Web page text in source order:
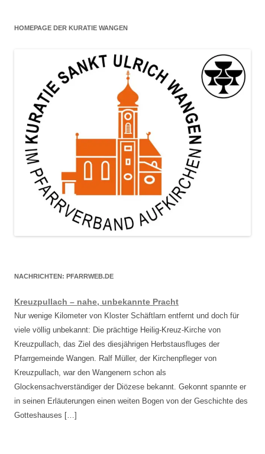
HOMEPAGE DER KURATIE WANGEN
NACHRICHTEN: PFARRWEB.DE
Kreuzpullach – nahe, unbekannte Pracht
Nur wenige Kilometer von Kloster Schäftlarn entfernt und doch für
viele völlig unbekannt: Die prächtige Heilig-Kreuz-Kirche von
Kreuzpullach, das Ziel des diesjährigen Herbstausfluges der
Pfarrgemeinde Wangen. Ralf Müller, der Kirchenpfleger von
Kreuzpullach, war den Wangenern schon als
Glockensachverständiger der Diözese bekannt. Gekonnt spannte er
in seinen Erläuterungen einen weiten Bogen von der Geschichte des
Gotteshauses […]